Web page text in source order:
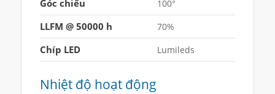
Góc chiếu 100°
LLFM @ 50000 h 70%
Chíp LED Lumileds
Nhiệt độ hoạt động